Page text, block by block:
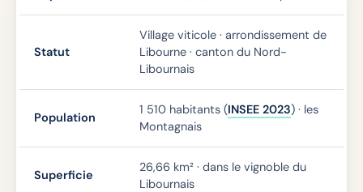
Statut
Village viticole · arrondissement de
Libourne · canton du Nord-
Libournais
Population
1 510 habitants (INSEE 2023) · les
Montagnais
Superficie
26,66 km² · dans le vignoble du
Libournais